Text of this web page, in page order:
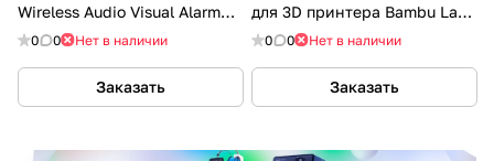
Wireless Audio Visual Alarm
для BambuLab P1
0 0 Нет в наличии
Заказать
для 3D принтера Bambu Lab
серии P1
0 0 Нет в наличии
Заказать